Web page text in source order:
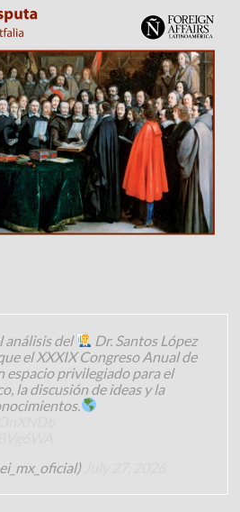
análisis del
Dr. Santos López
el XXXIX Congreso Anual de
espacio privilegiado para el
la discusión de ideas y la